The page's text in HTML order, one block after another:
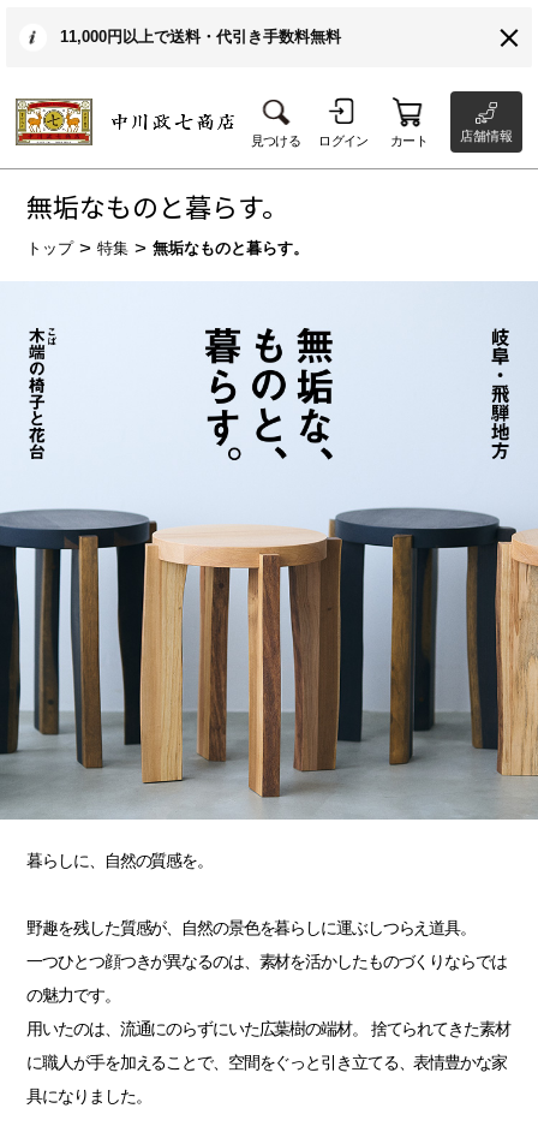
11,000円以上で送料・代引き手数料無料
見つける ログイン カート 店舗情報
無垢なものと暮らす。
トップ 特集 無垢なものと暮らす。
暮らしに、自然の質感を。
野趣を残した質感が、自然の景色を暮らしに運ぶしつらえ道具。
一つひとつ顔つきが異なるのは、素材を活かしたものづくりならでは
の魅力です。
用いたのは、流通にのらずにいた広葉樹の端材。 捨てられてきた素材
に職人が手を加えることで、空間をぐっと引き立てる、表情豊かな家
具になりました。